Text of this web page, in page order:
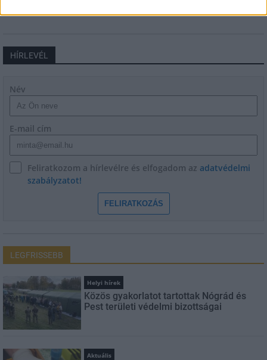
HÍRLEVÉL
Név
E-mail cím
Feliratkozom a hírlevélre és elfogadom az adatvédelmi
szabályzatot!
FELIRATKOZÁS
LEGFRISSEBB
Helyi hírek
Közös gyakorlatot tartottak Nógrád és
Pest területi védelmi bizottságai
Aktuális